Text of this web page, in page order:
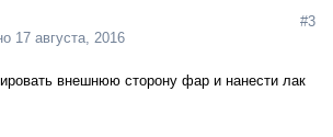
17 августа, 2016
#3
внешнюю сторону фар и нанести лак